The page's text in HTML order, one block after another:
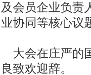
及会员企业负责
业协同等核心议
大会在庄严的
良致欢迎辞。